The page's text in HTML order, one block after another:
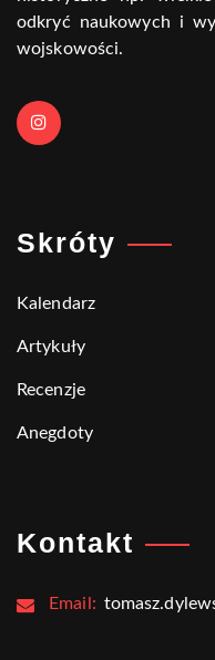
odkryć naukowych i
wojskowości.
Skróty
Kalendarz
Artykuły
Recenzje
Anegdoty
Kontakt
Email: